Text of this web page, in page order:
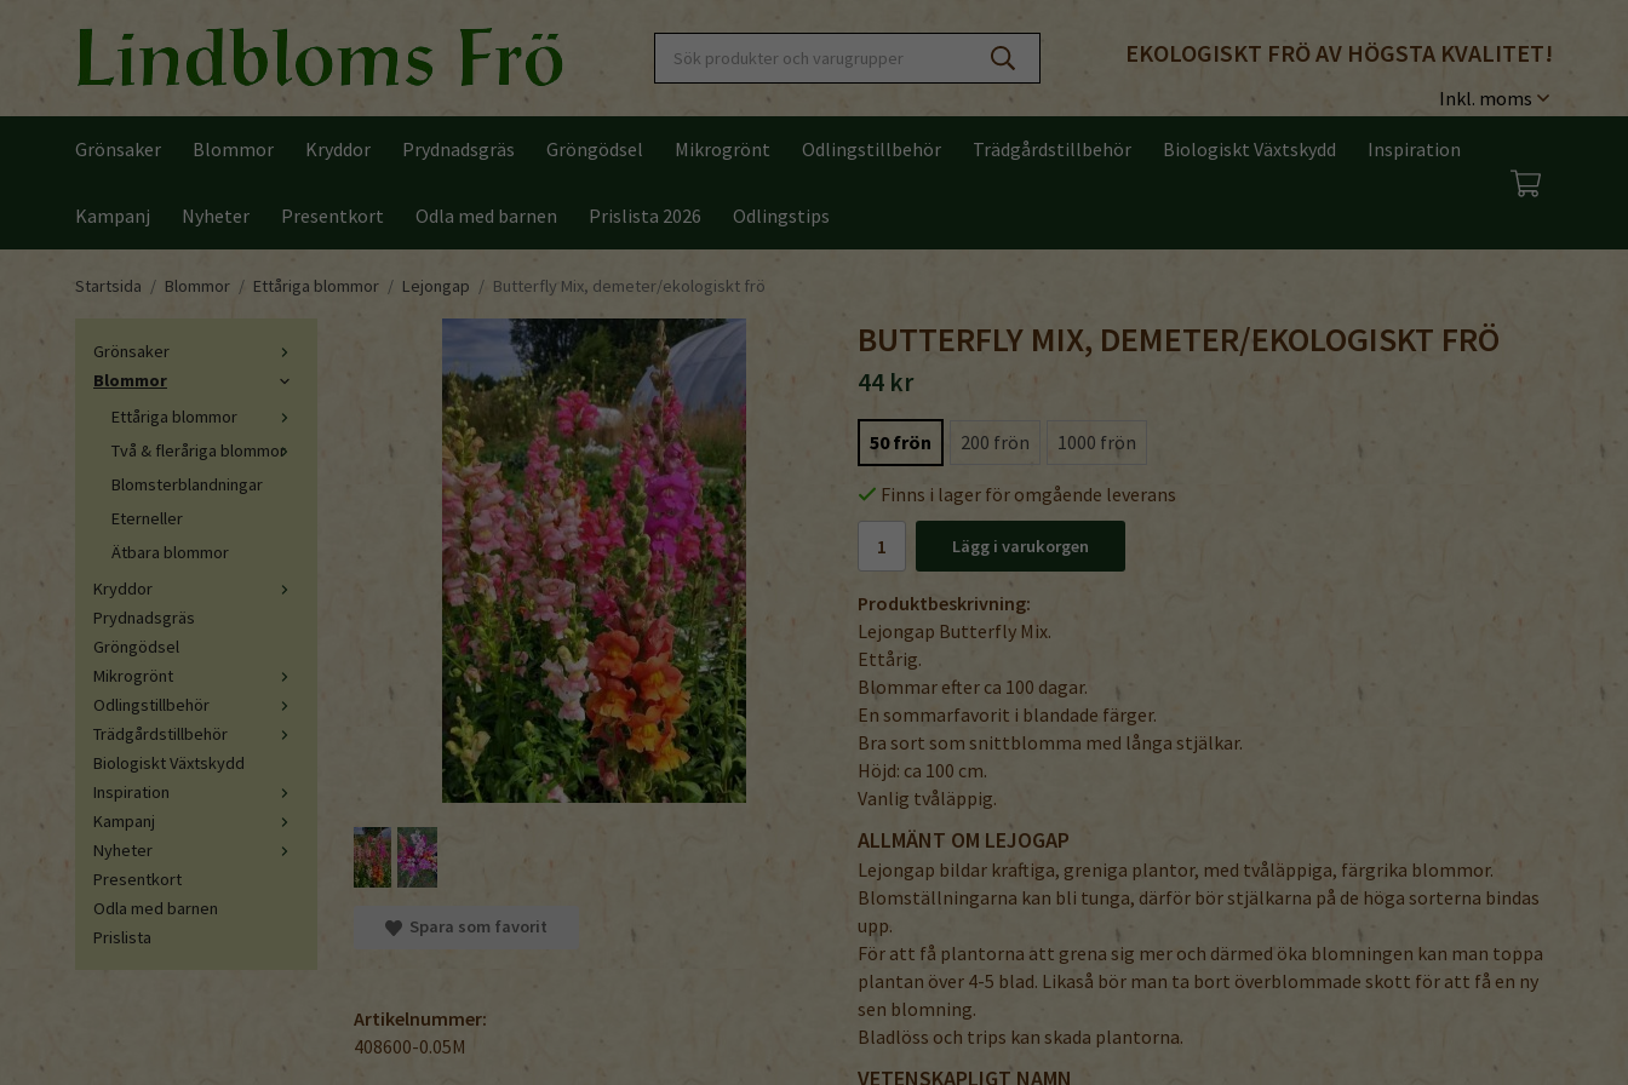
EKOLOGISKT FRÖ AV HÖGSTA KVALITET!
Grönsaker Blommor Kryddor Prydnadsgräs Gröngödsel Mikrogrönt Odlingstillbehör Trädgårdstillbehör Biologiskt Växtskydd Inspiration
Kampanj Nyheter Presentkort Odla med barnen Prislista 2026 Odlingstips
Startsida / Blommor / Ettåriga blommor / Lejongap / Butterfly Mix, demeter/ekologiskt frö
Grönsaker
Blommor
Ettåriga blommor
Två & fleråriga blommor
Blomsterblandningar
Eterneller
Ätbara blommor
Kryddor
Prydnadsgräs
Gröngödsel
Mikrogrönt
Odlingstillbehör
Trädgårdstillbehör
Biologiskt Växtskydd
Inspiration
Kampanj
Nyheter
Presentkort
Odla med barnen
Prislista
BUTTERFLY MIX, DEMETER/EKOLOGISKT FRÖ
44 kr
50 frön 200 frön 1000 frön
Finns i lager för omgående leverans
Lägg i varukorgen
Produktbeskrivning:
Lejongap Butterfly Mix.
Ettårig.
Blommar efter ca 100 dagar.
En sommarfavorit i blandade färger.
Bra sort som snittblomma med långa stjälkar.
Höjd: ca 100 cm.
Vanlig tvåläppig.
ALLMÄNT OM LEJOGAP
Lejongap bildar kraftiga, greniga plantor, med tvåläppiga, färgrika blommor.
Blomställningarna kan bli tunga, därför bör stjälkarna på de höga sorterna bindas
upp.
För att få plantorna att grena sig mer och därmed öka blomningen kan man toppa
plantan över 4-5 blad. Likaså bör man ta bort överblommade skott för att få en ny
sen blomning.
Bladlöss och trips kan skada plantorna.
VETENSKAPLIGT NAMN
Spara som favorit
Artikelnummer:
408600-0.05M